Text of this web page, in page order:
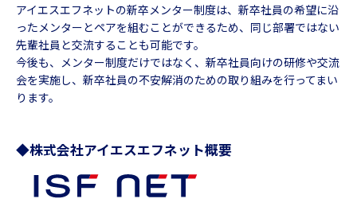
アイエスエフネットの新卒メンター制度は、新卒社員の希望に沿
ったメンターとペアを組むことができるため、同じ部署ではない
先輩社員と交流することも可能です。
今後も、メンター制度だけではなく、新卒社員向けの研修や交流
会を実施し、新卒社員の不安解消のための取り組みを行ってまい
ります。
◆株式会社アイエスエフネット概要